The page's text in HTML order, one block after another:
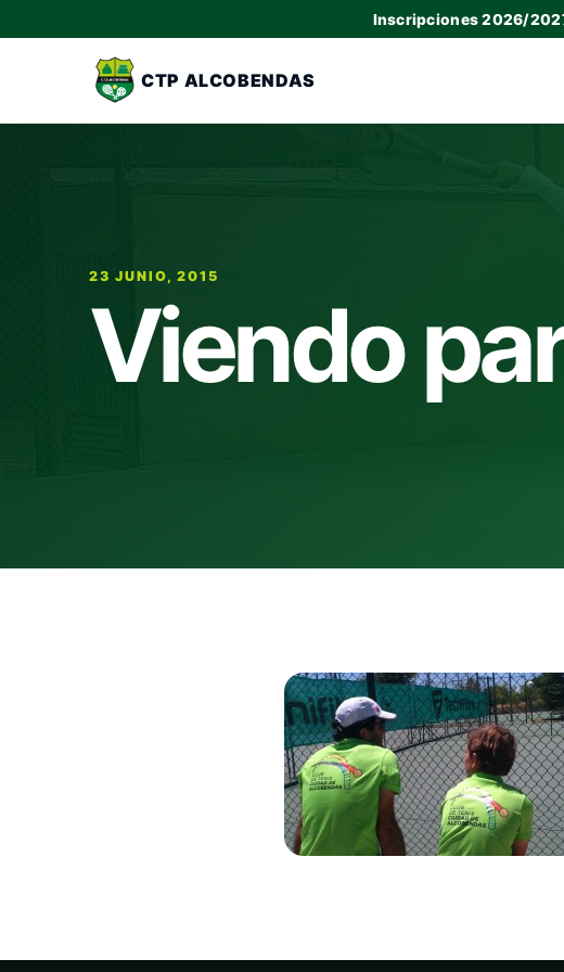
Inscripciones 2026/
CTP ALCOBENDAS
23 JUNIO, 2015
Viendo